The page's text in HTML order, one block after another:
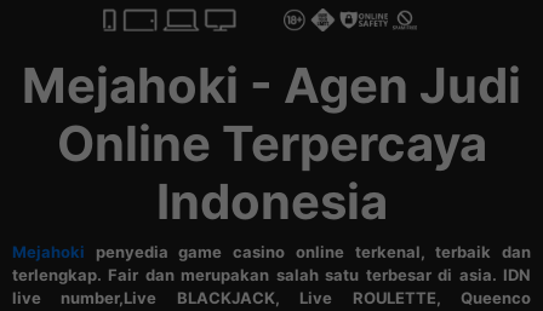
Mejahoki - Agen Judi
Online Terpercaya
Indonesia
Mejahoki penyedia game casino online terkenal, terbaik dan
terlengkap. Fair dan merupakan salah satu terbesar di asia. IDN
live number,Live BLACKJACK, Live ROULETTE, Queenco